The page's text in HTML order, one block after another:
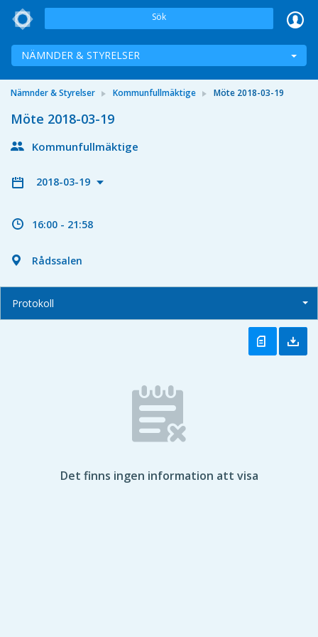
Sök
NÄMNDER & STYRELSER
Nämnder & Styrelser Kommunfullmäktige Möte 2018-03-19
Möte 2018-03-19
Kommunfullmäktige
2018-03-19
16:00 - 21:58
Rådssalen
Protokoll
Det finns ingen information att visa